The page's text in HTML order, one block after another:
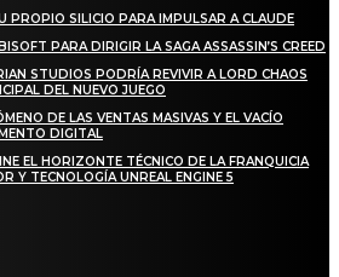
PROPIO SILICIO PARA IMPULSAR A CLAUDE
PARA DIRIGIR LA SAGA ASSASSIN’S CREED
STUDIOS PODRÍA REVIVIR A LORD CHAOS
DEL NUEVO JUEGO
DE LAS VENTAS MASIVAS Y EL VACÍO
DIGITAL
EL HORIZONTE TÉCNICO DE LA FRANQUICIA
Y TECNOLOGÍA UNREAL ENGINE 5